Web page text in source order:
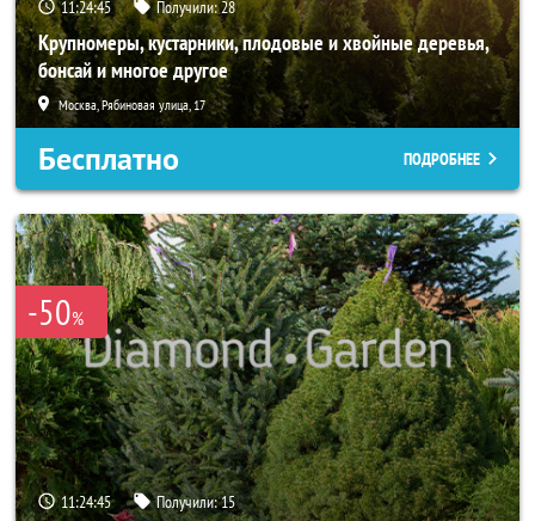
11:24:44 Получили:28
Крупномеры, кустарники, плодовые и хвойные деревья,
бонсай и многое другое
Москва, Рябиновая улица, 17
Бесплатно ПОДРОБНЕЕ
-50%
11:24:44 Получили:15